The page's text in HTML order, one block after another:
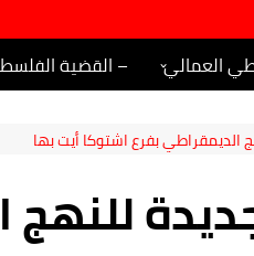
العمالي – القضية
الديمقراطي بفرع اشتوكا أيت بها